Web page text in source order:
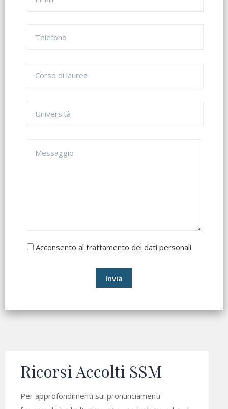
Acconsento al trattamento dei dati personali
Invia
Ricorsi Accolti SSM
Per approfondimenti sui pronunciamenti